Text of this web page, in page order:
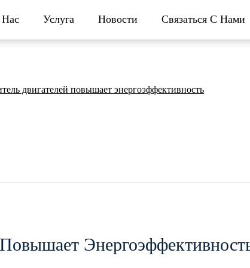
Услуга Новости Связаться С Нами
двигателей повышает энергоэффективность